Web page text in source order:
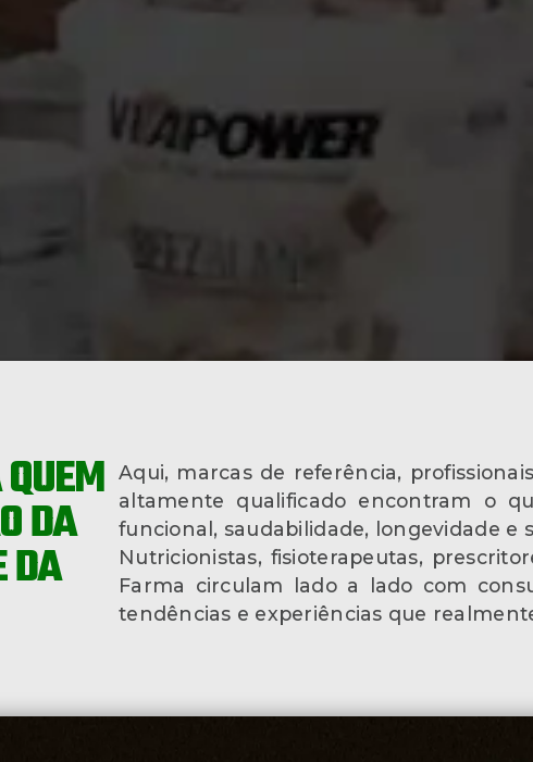
DA
DA
Aqui, marcas de referência,
altamente qualificado encontram o
funcional, saudabilidade, longevidade e
Nutricionistas, fisioterapeutas,
Farma circulam lado a lado com
tendências e experiências que